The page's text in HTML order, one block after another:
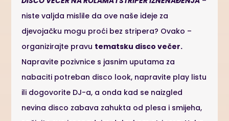
niste valjda mislile da ove naše ideje za
djevojačku mogu proći bez stripera? Ovako –
organizirajte pravu tematsku disco večer.
Napravite pozivnice s jasnim uputama za
nabaciti potreban disco look, napravite play listu
ili dogovorite DJ-a, a onda kad se naizgled
nevina disco zabava zahukta od plesa i smijeha,